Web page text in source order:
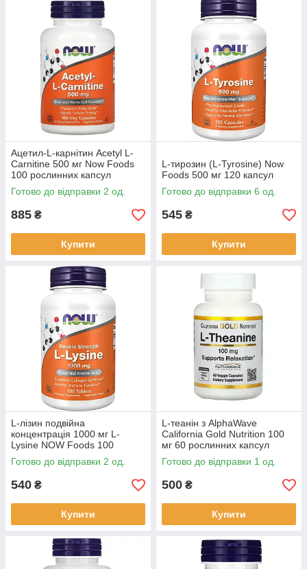
Ацетил-L-карнітин Acetyl L-
Carnitine 500 мг Now Foods
100 рослинних капсул
Готово до відправки 2 од.
885 ₴
Купити
L-тирозин (L-Tyrosine) Now
Foods 500 мг 120 капсул
Готово до відправки 6 од.
545 ₴
Купити
L-лізин подвійна
концентрація 1000 мг L-
Lysine NOW Foods 100
таблеток
Готово до відправки 2 од.
540 ₴
Купити
L-теанін з AlphaWave
California Gold Nutrition 100
мг 60 рослинних капсул
Готово до відправки 1 од.
500 ₴
Купити